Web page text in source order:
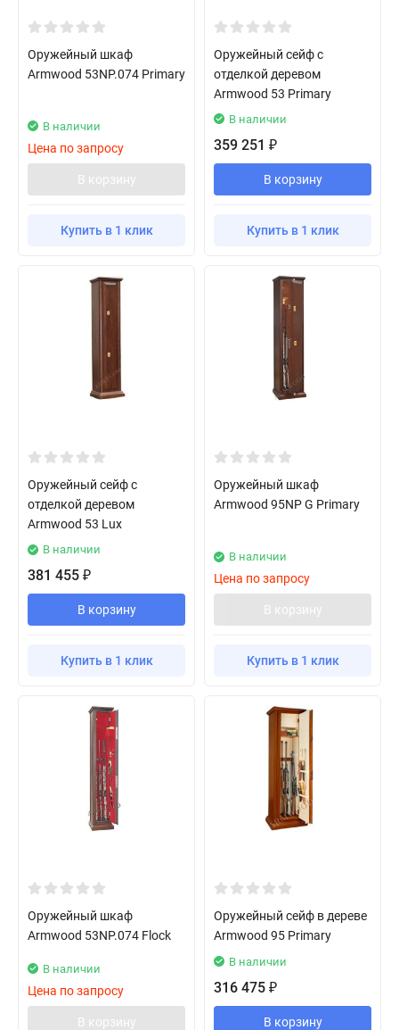
Оружейный шкаф
Armwood 53NP.074 Primary
В наличии
Цена по запросу
В корзину
Купить в 1 клик
Оружейный сейф с
отделкой деревом
Armwood 53 Primary
В наличии
359 251 ₽
В корзину
Купить в 1 клик
Оружейный сейф с
отделкой деревом
Armwood 53 Lux
В наличии
381 455 ₽
В корзину
Купить в 1 клик
Оружейный шкаф
Armwood 95NP G Primary
В наличии
Цена по запросу
В корзину
Купить в 1 клик
Оружейный шкаф
Armwood 53NP.074 Flock
В наличии
Цена по запросу
В корзину
Оружейный сейф в дереве
Armwood 95 Primary
В наличии
316 475 ₽
В корзину